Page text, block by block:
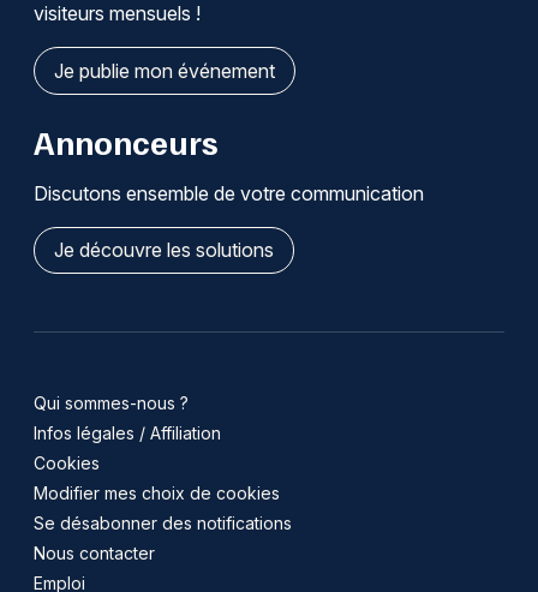
visiteurs mensuels !
Je publie mon événement
Annonceurs
Discutons ensemble de votre communication
Je découvre les solutions
Qui sommes-nous ?
Infos légales / Affiliation
Cookies
Modifier mes choix de cookies
Se désabonner des notifications
Nous contacter
Emploi